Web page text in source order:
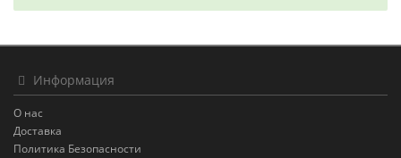
Информация
О нас
Доставка
Политика Безопасности